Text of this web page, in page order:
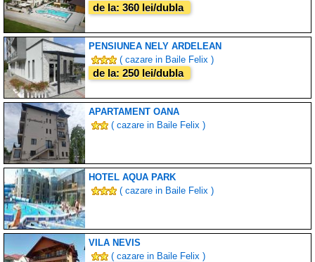
de la: 360 lei/dubla
PENSIUNEA NELY ARDELEAN
( cazare in Baile Felix )
de la: 250 lei/dubla
APARTAMENT OANA
( cazare in Baile Felix )
HOTEL AQUA PARK
( cazare in Baile Felix )
VILA NEVIS
( cazare in Baile Felix )